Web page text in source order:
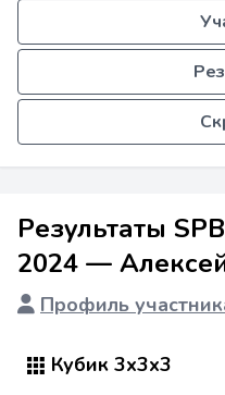
Результаты
2024 —
Профиль
Кубик 3x3x3